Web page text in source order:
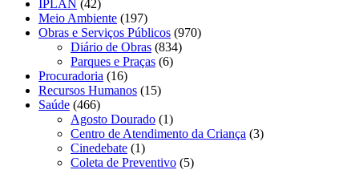
IPLAN (42)
Meio Ambiente (197)
Obras e Serviços Públicos (970)
Diário de Obras (834)
Parques e Praças (6)
Procuradoria (16)
Recursos Humanos (15)
Saúde (466)
Agosto Dourado (1)
Centro de Atendimento da Criança (3)
Cinedebate (1)
Coleta de Preventivo (5)